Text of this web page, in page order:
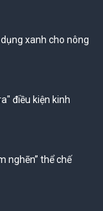
xanh cho nông
điều kiện kinh
nghẽn” thể chế